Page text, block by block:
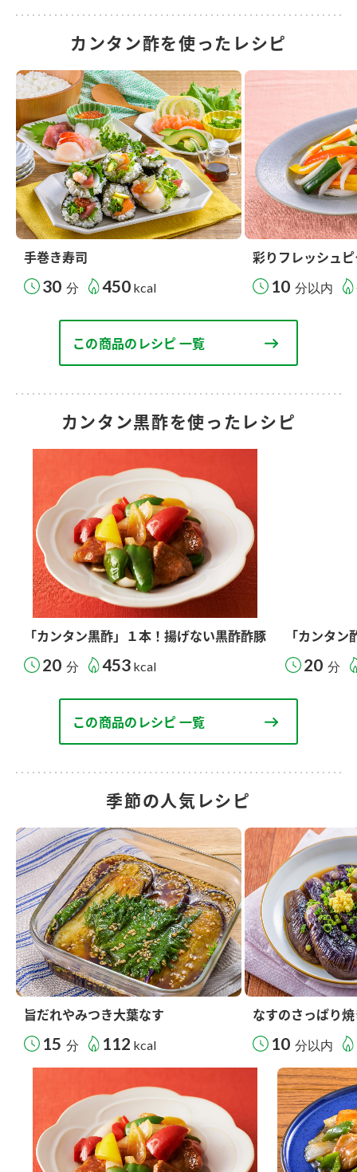
カンタン酢を使ったレシピ
手巻き寿司
30 分 450 kcal
彩りフレッシュ
10 分以内
この商品のレシピ 一覧
カンタン黒酢を使ったレシピ
「カンタン黒酢」１本！揚げない黒酢酢豚
20 分 453 kcal
「カンタ
20 分
この商品のレシピ 一覧
季節の人気レシピ
旨だれやみつき大葉なす
15 分 112 kcal
なすのさっぱり
10 分以内